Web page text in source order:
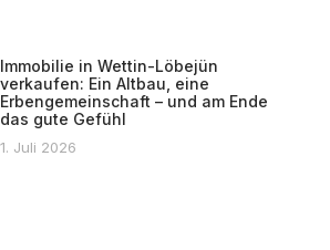
Immobilie in Wettin-Löbejün
verkaufen: Ein Altbau, eine
Erbengemeinschaft – und am Ende
das gute Gefühl
1. Juli 2026